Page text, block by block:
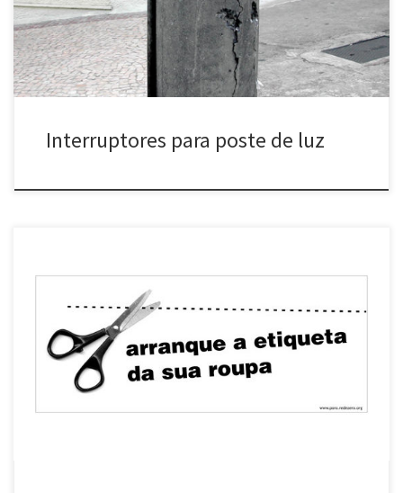
computador. depois é só imprimir, xerocar e instalar nos postes
públicos) […]
Interruptores para poste de luz
Arranque a etiqueta da sua roupa (desde 2004) Diversas cidades
Adesivo distribuído e afixados em diferentes lugares. Pode ter
como acessório uma tesoura (real) dependurada num barbante
para que se possa arrancar as etiquetas ali mesmo…. Para
difundir: >Panfletagem eletrônica (clique na imagem acima com o
botão direito, salve-a no […]